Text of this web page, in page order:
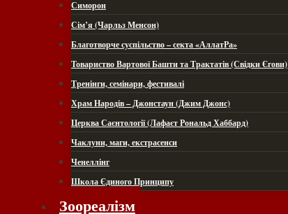
Симорон
Сім’я (Чарльз Менсон)
Благотворче суспільство – секта «АллатРа»
Товариство Вартової Башти та Трактатів (Свідки Єгови)
Тренінги, семінари, фестивалі
Храм Народів – Джонстаун (Джим Джонс)
Церква Саєнтології (Лафаєт Рональд Хаббард)
Чаклуни, маги, екстрасенси
Ченеллінг
Школа Єдиного Принципу
Зоореалізм